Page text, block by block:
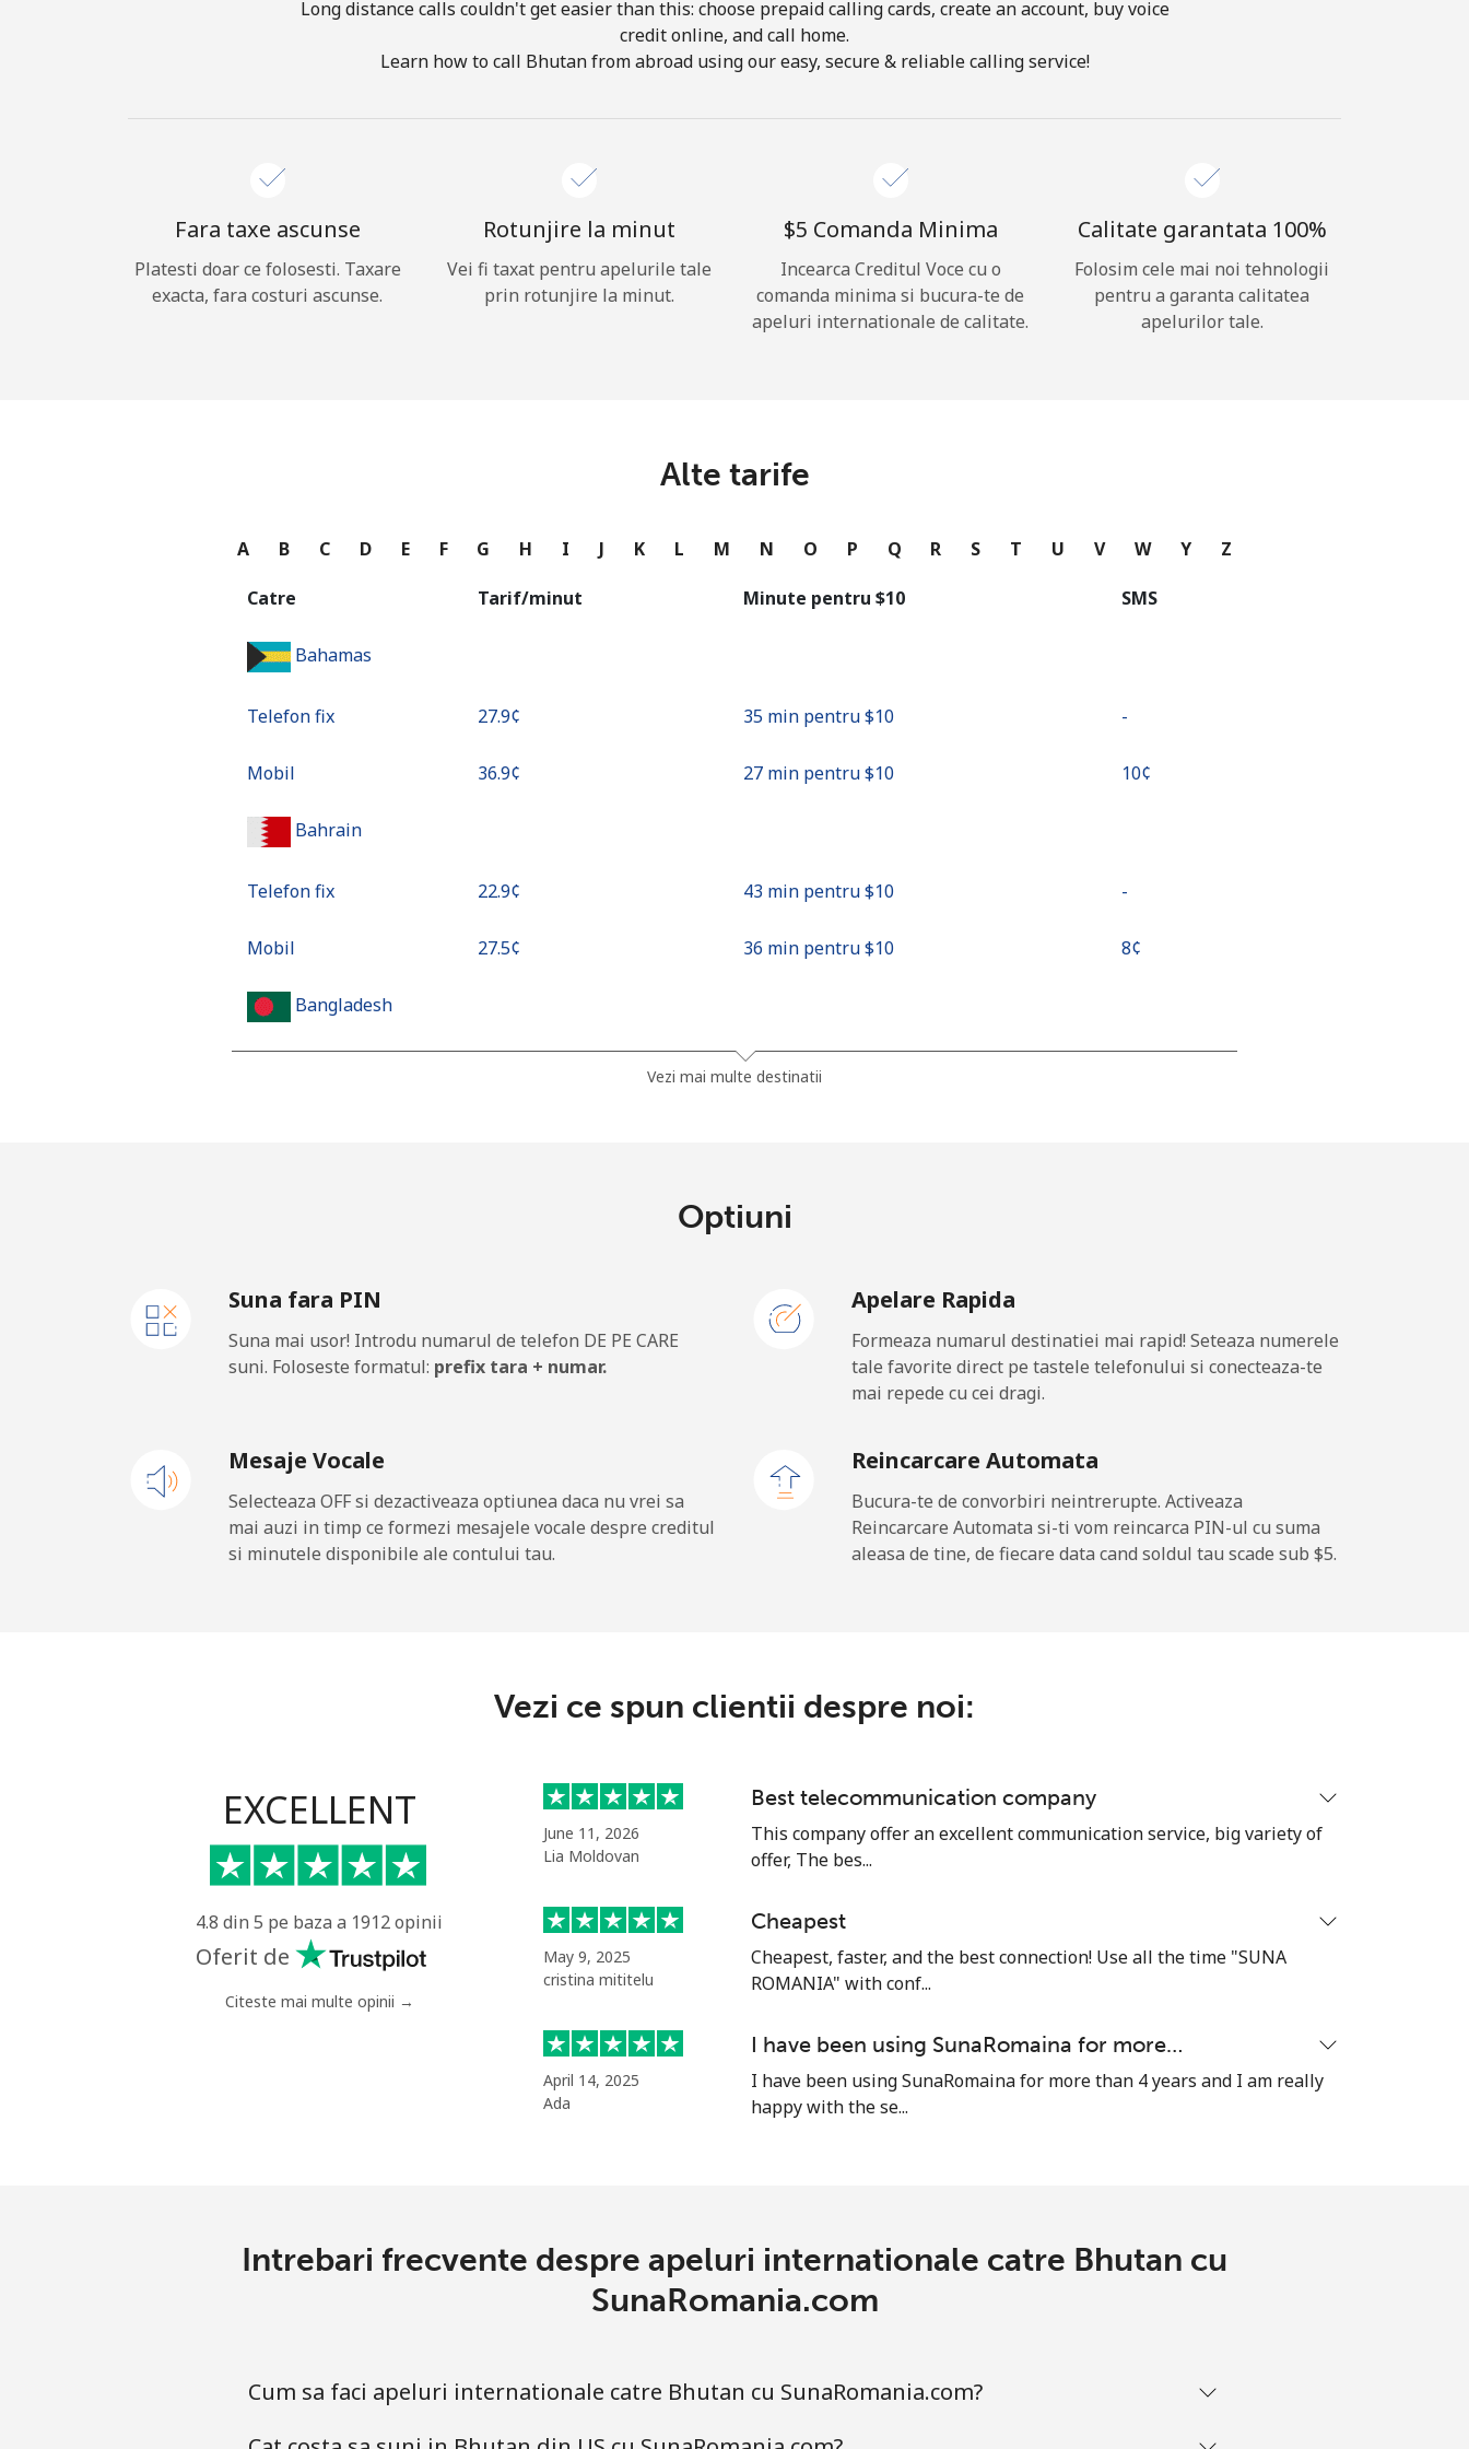
Buna!
sau
Continua cu
Long distance calls couldn't get easier than this: choose prepaid calling cards, create an account, buy voice
credit online, and call home.
Learn how to call Bhutan from abroad using our easy, secure & reliable calling service!
Fara taxe ascunse
Platesti doar ce folosesti. Taxare
exacta, fara costuri ascunse.
Rotunjire la minut
Vei fi taxat pentru apelurile tale
prin rotunjire la minut.
⁦$5⁩ Comanda Minima
Incearca Creditul Voce cu o
comanda minima si bucura-te de
apeluri internationale de calitate.
Calitate garantata 100%
Folosim cele mai noi tehnologii
pentru a garanta calitatea
apelurilor tale.
Alte tarife
A B C D E F G H I J K L M N O P Q R S T U V W Y Z
Catre Tarif/minut Minute pentru ⁦$10⁩ SMS
Bahamas
Telefon fix ⁦27.9¢⁩ 35 min pentru ⁦$10⁩ -
Mobil ⁦36.9¢⁩ 27 min pentru ⁦$10⁩ ⁦10¢⁩
Bahrain
Telefon fix ⁦22.9¢⁩ 43 min pentru ⁦$10⁩ -
Mobil ⁦27.5¢⁩ 36 min pentru ⁦$10⁩ ⁦8¢⁩
Bangladesh
222 min pentru ⁦$10⁩
Mobil 22 min pentru ⁦$10⁩
Belarus
Mobil 14 min pentru ⁦$10⁩
Belgium
Mobil 22 min pentru ⁦$10⁩
Benin
Telefon fix 13 min pentru ⁦$10⁩
Mobil 13 min pentru ⁦$10⁩
222 min pentru ⁦$10⁩
74 min pentru ⁦$10⁩
Bolivia
Vezi mai multe destinatii
Optiuni
Suna fara PIN
Suna mai usor! Introdu numarul de telefon DE PE CARE
suni. Foloseste formatul: prefix tara + numar.
Apelare Rapida
Formeaza numarul destinatiei mai rapid! Seteaza numerele
tale favorite direct pe tastele telefonului si conecteaza-te
mai repede cu cei dragi.
Mesaje Vocale
Selecteaza OFF si dezactiveaza optiunea daca nu vrei sa
mai auzi in timp ce formezi mesajele vocale despre creditul
si minutele disponibile ale contului tau.
Reincarcare Automata
Bucura-te de convorbiri neintrerupte. Activeaza
Reincarcare Automata si-ti vom reincarca PIN-ul cu suma
aleasa de tine, de fiecare data cand soldul tau scade sub ⁦$5⁩.
Vezi ce spun clientii despre noi:
EXCELLENT
4.8 din 5 pe baza a 1912 opinii
Oferit de
Citeste mai multe opinii →
June 11, 2026
Lia Moldovan
Best telecommunication company
This company offer an excellent communication service, big variety of
offer, The bes...
May 9, 2025
cristina mititelu
Cheapest
Cheapest, faster, and the best connection! Use all the time "SUNA
ROMANIA" with conf...
April 14, 2025
Ada
I have been using SunaRomaina for more…
I have been using SunaRomaina for more than 4 years and I am really
happy with the se...
Intrebari frecvente despre apeluri internationale catre Bhutan cu
SunaRomania.com
Cum sa faci apeluri internationale catre Bhutan cu SunaRomania.com?